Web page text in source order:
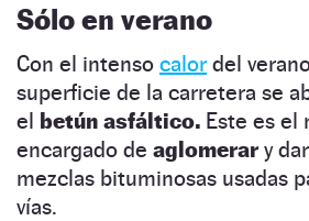
Sólo en verano
Con el intenso calor del
superficie de la carretera se
el betún asfáltico. Este es el
encargado de aglomerary
mezclas bituminosas usadas
vías.